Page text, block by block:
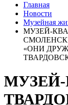
Главная
Новости
Музейная
МУЗЕЙ-
«ОНИ
МУЗЕЙ-